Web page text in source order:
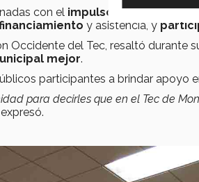
con el impulso de los
y asistencia, y
Occidente del Tec, resaltó durante
mejor.
participantes a brindar apoyo
para decirles que en el Tec de